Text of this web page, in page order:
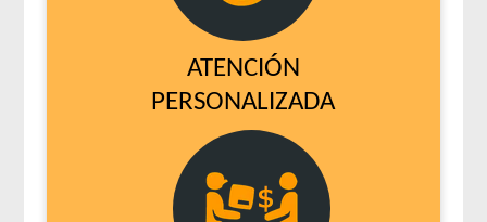
ATENCIÓN
PERSONALIZADA